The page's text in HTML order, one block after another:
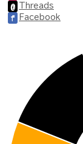
@ Threads
f Facebook